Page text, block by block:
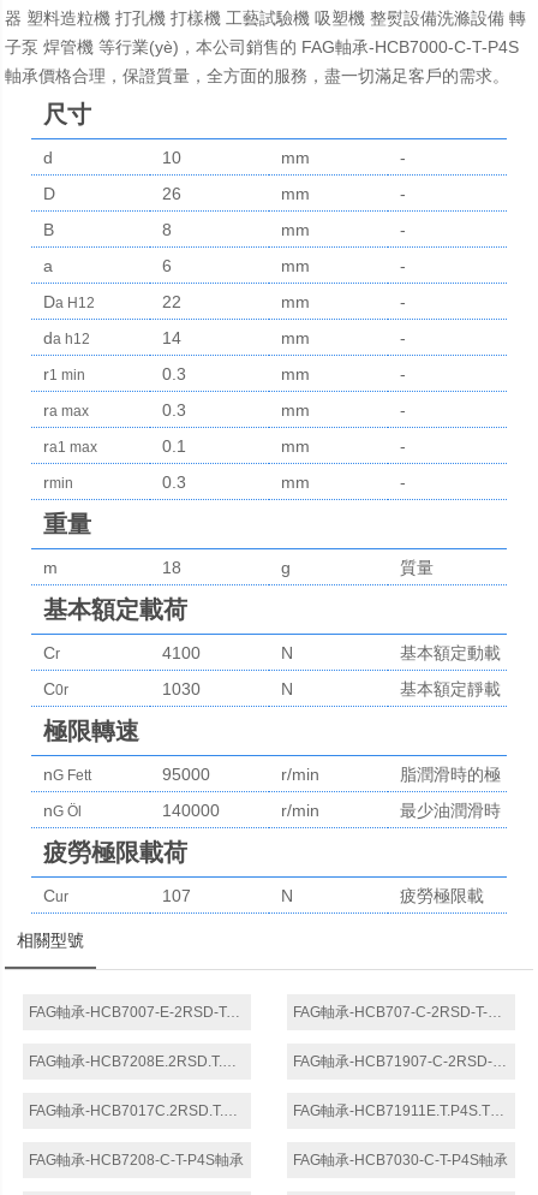
器 塑料造粒機 打孔機 打樣機 工藝試驗機 吸塑機 整熨設備洗滌設備 轉
子泵 焊管機 等行業(yè)，本公司銷售的 FAG軸承-HCB7000-C-T-P4S
軸承價格合理，保證質量，全方面的服務，盡一切滿足客戶的需求。
尺寸
d 10 mm
-
D
26 mm
-
B
8 mm
-
a
6 mm
-
Da H12 22 mm
-
da h12 14 mm
-
r1 min 0.3 mm
-
ra max 0.3 mm
-
ra1 max 0.1 mm
-
rmin 0.3 mm -
重量
m 18 g 質量
基本額定載荷
Cr 4100 N
基本額定動載
荷，徑向
C0r 1030 N
基本額定靜載
極限轉速
nG Fett 95000 r/min
脂潤滑時的極
限轉速
nG Öl 140000 r/min
最少油潤滑時
疲勞極限載荷
Cur 107 N
疲勞極限載
相關型號
FAG軸承-HCB7007-E-2RSD-T-P4S-UL軸承 FAG軸承-HCB707-C-2RSD-T-P4S-K5-UL軸承
FAG軸承-HCB7208E.2RSD.T.P4S.DFL軸承 FAG軸承-HCB71907-C-2RSD-T-P4S軸承
FAG軸承-HCB7017C.2RSD.T.P4S.DUL軸承 FAG軸承-HCB71911E.T.P4S.TBT軸承
FAG軸承-HCB7208-C-T-P4S軸承 FAG軸承-HCB7030-C-T-P4S軸承